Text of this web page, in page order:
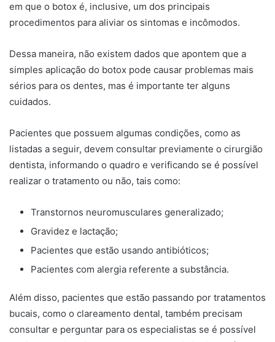
em que o botox é, inclusive, um dos principais
procedimentos para aliviar os sintomas e incômodos.
Dessa maneira, não existem dados que apontem que a
simples aplicação do botox pode causar problemas mais
sérios para os dentes, mas é importante ter alguns
cuidados.
Pacientes que possuem algumas condições, como as
listadas a seguir, devem consultar previamente o cirurgião
dentista, informando o quadro e verificando se é possível
realizar o tratamento ou não, tais como:
Transtornos neuromusculares generalizado;
Gravidez e lactação;
Pacientes que estão usando antibióticos;
Pacientes com alergia referente a substância.
Além disso, pacientes que estão passando por tratamentos
bucais, como o clareamento dental, também precisam
consultar e perguntar para os especialistas se é possível